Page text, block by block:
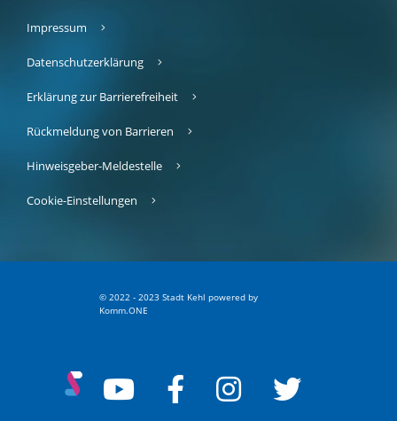
Impressum
Datenschutzerklärung
Erklärung zur Barrierefreiheit
Rückmeldung von Barrieren
Hinweisgeber-Meldestelle
Cookie-Einstellungen
© 2022 - 2023 Stadt Kehl powered by
Komm.ONE